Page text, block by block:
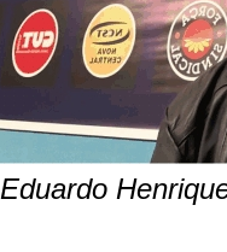
Eduardo